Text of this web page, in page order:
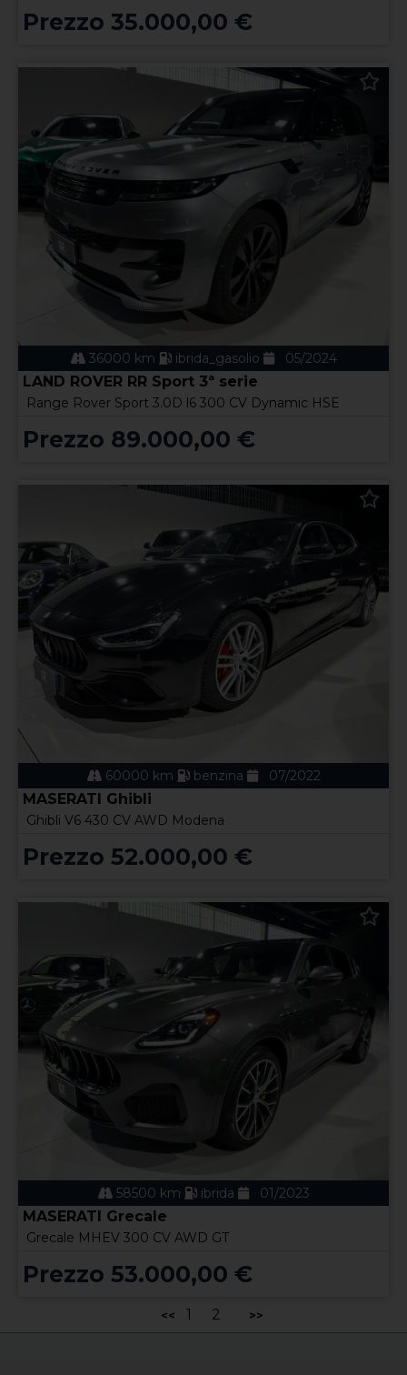
Prezzo 35.000,00 €
36000 km ibrida_gasolio 05/2024
LAND ROVER RR Sport 3ª serie
Range Rover Sport 3.0D l6 300 CV Dynamic HSE
Prezzo 89.000,00 €
60000 km benzina 07/2022
MASERATI Ghibli
Ghibli V6 430 CV AWD Modena
Prezzo 52.000,00 €
58500 km ibrida 01/2023
MASERATI Grecale
Grecale MHEV 300 CV AWD GT
Prezzo 53.000,00 €
<< 1 2 >>